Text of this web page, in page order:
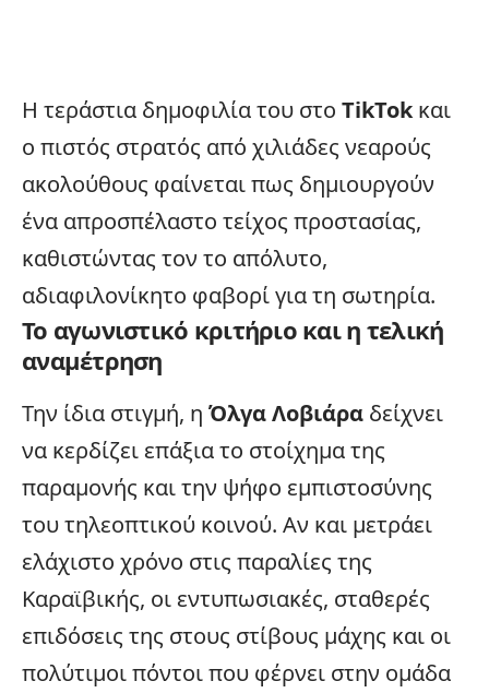
Η τεράστια δημοφιλία του στο TikTokκαι
ο πιστός στρατός από χιλιάδες νεαρούς
ακολούθους φαίνεται πως δημιουργούν
ένα απροσπέλαστο τείχος προστασίας,
καθιστώντας τον το απόλυτο,
αδιαφιλονίκητο φαβορί για τη σωτηρία.
Το αγωνιστικό κριτήριο και η τελική
αναμέτρηση
Την ίδια στιγμή, η Όλγα Λοβιάρα δείχνει
να κερδίζει επάξια το στοίχημα της
παραμονής και την ψήφο εμπιστοσύνης
του τηλεοπτικού κοινού. Αν και μετράει
ελάχιστο χρόνο στις παραλίες της
Καραϊβικής, οι εντυπωσιακές, σταθερές
επιδόσεις της στους στίβους μάχης και οι
πολύτιμοι πόντοι που φέρνει στην ομάδα